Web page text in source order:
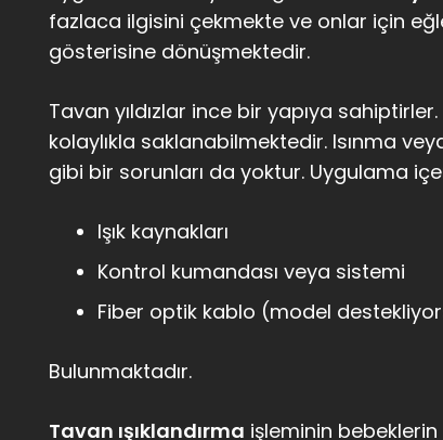
fazlaca ilgisini çekmekte ve onlar için
gösterisine dönüşmektedir.
Tavan yıldızlar ince bir yapıya
kolaylıkla saklanabilmektedir. Isınma
gibi bir sorunları da yoktur. Uygulama
Işık kaynakları
Kontrol kumandası veya sistemi
Fiber optik kablo (model
Bulunmaktadır.
Tavan ışıklandırma işleminin